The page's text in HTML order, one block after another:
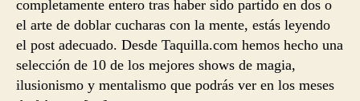
completamente entero tras haber sido partido en dos o
el arte de doblar cucharas con la mente, estás leyendo
el post adecuado. Desde Taquilla.com hemos hecho una
selección de 10 de los mejores shows de magia,
ilusionismo y mentalismo que podrás ver en los meses